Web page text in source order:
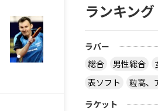
ランキング
ラバー
総合
男性総合
表ソフト
粒高、
ラケット